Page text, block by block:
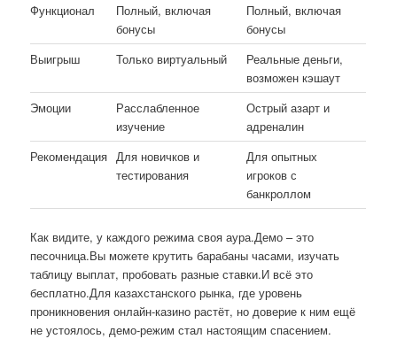
Функционал
Полный, включая
бонусы
Полный, включая
бонусы
Выигрыш
Только виртуальный
Реальные деньги,
возможен кэшаут
Эмоции
Расслабленное
изучение
Острый азарт и
адреналин
Рекомендация Для новичков и
тестирования
Для опытных
игроков с
банкроллом
Как видите, у каждого режима своя аура.Демо – это
песочница.Вы можете крутить барабаны часами, изучать
таблицу выплат, пробовать разные ставки.И всё это
бесплатно.Для казахстанского рынка, где уровень
проникновения онлайн-казино растёт, но доверие к ним ещё
не устоялось, демо-режим стал настоящим спасением.